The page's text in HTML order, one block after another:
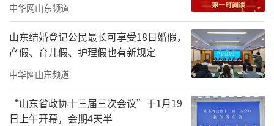
万人中脱颖而出，他以最优异的成绩被原济南
军区前卫文工团特招入伍，成为一名光荣的军
人。到了部队，王力一在乐队指挥张式业的影
响下学习了作曲、指挥，一学就是五年。同
时，他在弦乐的基础上又学习了弹拨乐、管
乐、键盘乐、打击乐，成为全乐团唯一一
中华网山东频道
山东结婚登记公民最长可享受18日婚假，
产假、育儿假、护理假也有新规定
中华网山东频道
“山东省政协十三届三次会议”于1月19
日上午开幕，会期4天半